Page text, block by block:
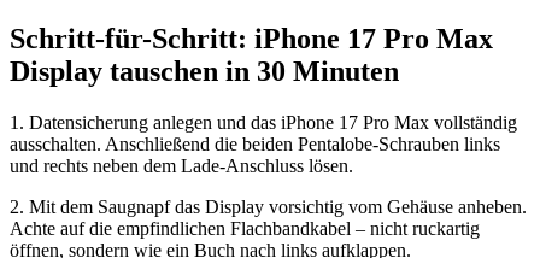
Schritt-für-Schritt: iPhone 17 Pro Max
Display tauschen in 30 Minuten
1. Datensicherung anlegen und das iPhone 17 Pro Max vollständig
ausschalten. Anschließend die beiden Pentalobe-Schrauben links
und rechts neben dem Lade-Anschluss lösen.
2. Mit dem Saugnapf das Display vorsichtig vom Gehäuse anheben.
Achte auf die empfindlichen Flachbandkabel – nicht ruckartig
öffnen, sondern wie ein Buch nach links aufklappen.